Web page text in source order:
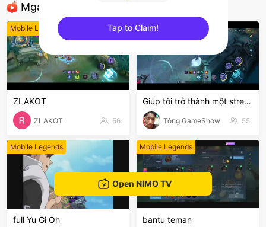
Mga Nirerekominda Na Mga Streamer
Mobile Legends
ZLAKOT
ZLAKOT 56
Mobile Legends
Giúp tôi trở thành một stream nổi bật nhất hôn nay
Tông GameShow 55
Mobile Legends
full Yu Gi Oh
Mobile Legends
bantu teman
Open NIMO TV
Tap to Claim!
sentinelEnd